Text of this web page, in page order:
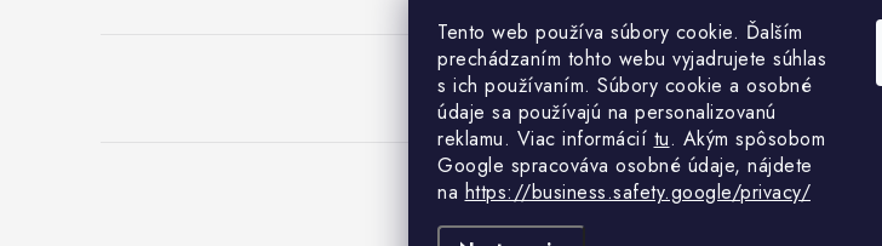
Tento web používa súbory cookie. Ďalším
prechádzaním tohto webu vyjadrujete súhlas
s ich používaním. Súbory cookie a osobné
údaje sa používajú na personalizovanú
reklamu. Viac informácií tu. Akým spôsobom
Google spracováva osobné údaje, nájdete
na https://business.safety.google/privacy/
Copyright 2026MedHelp shop. Všetky práva